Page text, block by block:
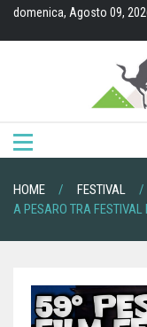
Skipdomenica, Agosto 09,
HOME
FESTIVAL
A PESARO TRA